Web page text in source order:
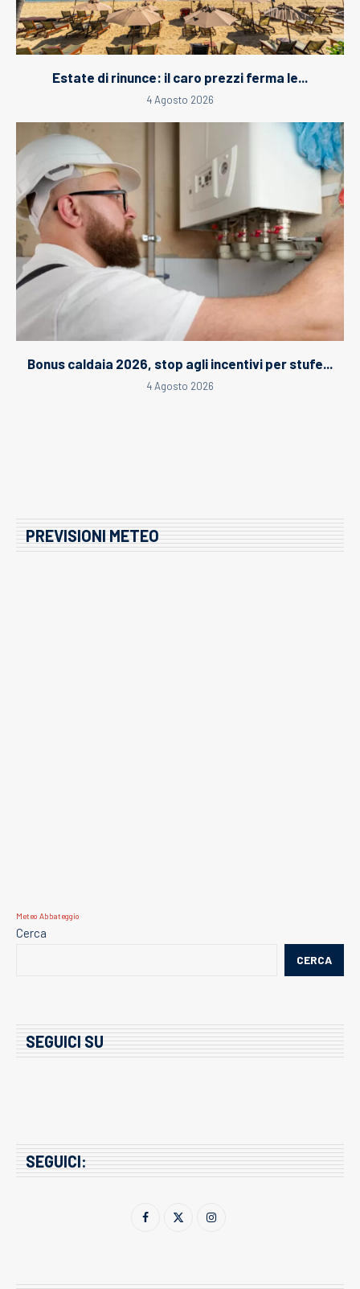
Estate di rinunce: il caro prezzi ferma le...
4 Agosto 2026
Bonus caldaia 2026, stop agli incentivi per stufe...
4 Agosto 2026
PREVISIONI METEO
Meteo Abbateggio
Cerca
CERCA
SEGUICI SU
SEGUICI: